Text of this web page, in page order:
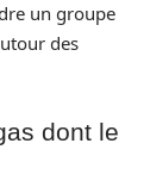
un groupe
des
dont le